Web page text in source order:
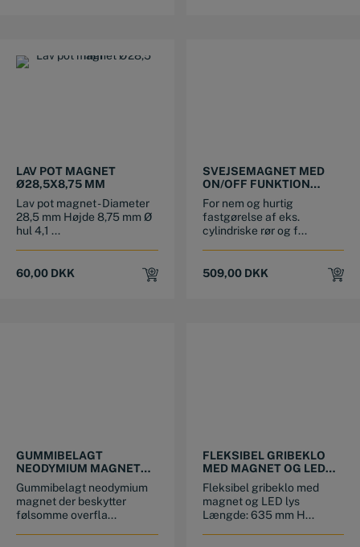
LAV POT MAGNET
Ø28,5X8,75 MM
Lav pot magnet - Diameter
28,5 mm Højde 8,75 mm Ø
hul 4,1 ...
60,00 DKK
SVEJSEMAGNET MED
ON/OFF FUNKTION
60°/90°/110°/115°/165°
VINKLER
For nem og hurtig
fastgørelse af eks.
cylindriske rør og f...
509,00 DKK
GUMMIBELAGT
NEODYMIUM MAGNET
MED INDVENDIGT
GEVIND
Gummibelagt neodymium
magnet der beskytter
følsomme overfla...
FLEKSIBEL GRIBEKLO
MED MAGNET OG LED
LYS
Fleksibel gribeklo med
magnet og LED lys
Længde: 635 mm H...